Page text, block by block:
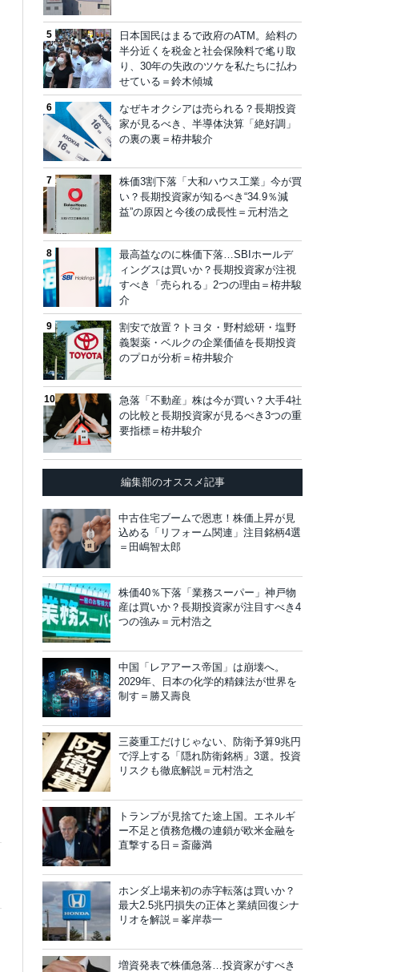
日本国民はまるで政府のATM。給料の
半分近くを税金と社会保険料で毟り取
り、30年の失政のツケを私たちに払わ
せている＝鈴木傾城
なぜキオクシアは売られる？長期投資
家が見るべき、半導体決算「絶好調」
の裏の裏＝栫井駿介
株価3割下落「大和ハウス工業」今が買
い？長期投資家が知るべき“34.9％減
益”の原因と今後の成長性＝元村浩之
最高益なのに株価下落…SBIホールデ
ィングスは買いか？長期投資家が注視
すべき「売られる」2つの理由＝栫井駿
介
割安で放置？トヨタ・野村総研・塩野
義製薬・ベルクの企業価値を長期投資
のプロが分析＝栫井駿介
急落「不動産」株は今が買い？大手4社
の比較と長期投資家が見るべき3つの重
要指標＝栫井駿介
編集部のオススメ記事
中古住宅ブームで恩恵！株価上昇が見
込める「リフォーム関連」注目銘柄4選
＝田嶋智太郎
株価40％下落「業務スーパー」神戸物
産は買いか？長期投資家が注目すべき4
つの強み＝元村浩之
中国「レアアース帝国」は崩壊へ。
2029年、日本の化学的精錬法が世界を
制す＝勝又壽良
三菱重工だけじゃない、防衛予算9兆円
で浮上する「隠れ防衛銘柄」3選。投資
リスクも徹底解説＝元村浩之
トランプが見捨てた途上国。エネルギ
ー不足と債務危機の連鎖が欧米金融を
直撃する日＝斎藤満
ホンダ上場来初の赤字転落は買いか？
最大2.5兆円損失の正体と業績回復シナ
リオを解説＝峯岸恭一
増資発表で株価急落…投資家がすべき